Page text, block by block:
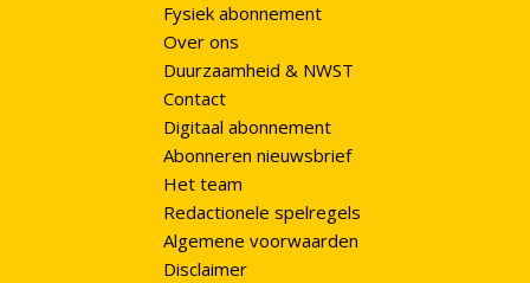
Fysiek abonnement
Over ons
Duurzaamheid & NWST
Contact
Digitaal abonnement
Abonneren nieuwsbrief
Het team
Redactionele spelregels
Algemene voorwaarden
Disclaimer